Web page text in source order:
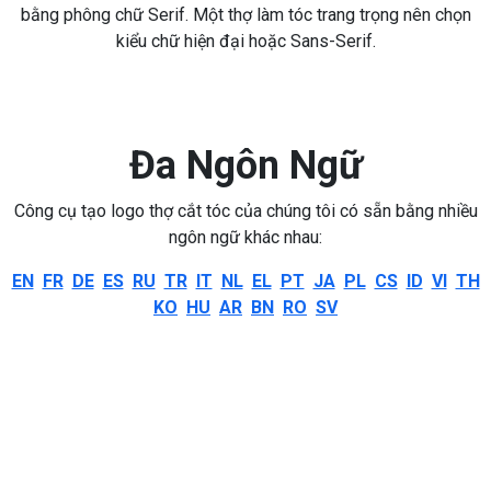
bằng phông chữ Serif. Một thợ làm tóc trang trọng nên chọn
kiểu chữ hiện đại hoặc Sans-Serif.
Đa Ngôn Ngữ
Công cụ tạo logo thợ cắt tóc của chúng tôi có sẵn bằng nhiều
ngôn ngữ khác nhau:
EN FR DE ES RU TR IT NL EL PT JA PL CS ID VI TH
KO HU AR BN RO SV